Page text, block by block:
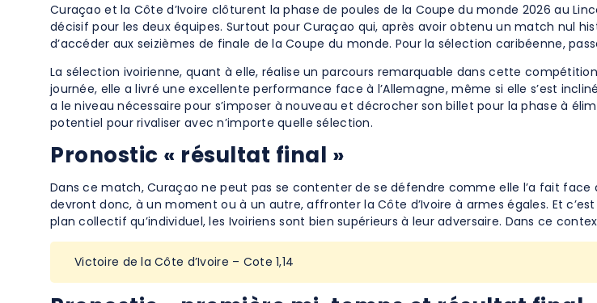
Curaçao et la Côte d’Ivoire clôturent la phase de poules de la Coupe du monde 2026 au
décisif pour les deux équipes. Surtout pour Curaçao qui, après avoir obtenu un match nul
d’accéder aux seizièmes de finale de la Coupe du monde. Pour la sélection caribéenne,
La sélection ivoirienne, quant à elle, réalise un parcours remarquable dans cette
journée, elle a livré une excellente performance face à l’Allemagne, même si elle s’est
a le niveau nécessaire pour s’imposer à nouveau et décrocher son billet pour la phase à
potentiel pour rivaliser avec n’importe quelle sélection.
Pronostic « résultat final »
Dans ce match, Curaçao ne peut pas se contenter de se défendre comme elle l’a fait face
devront donc, à un moment ou à un autre, affronter la Côte d’Ivoire à armes égales. Et
plan collectif qu’individuel, les Ivoiriens sont bien supérieurs à leur adversaire. Dans ce
Victoire de la Côte d’Ivoire – Cote 1,14